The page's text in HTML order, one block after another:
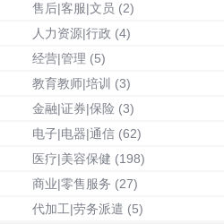
售后|客服|文员 (2)
人力资源|行政 (4)
经营|管理 (5)
教育教师|培训 (3)
金融|证券|保险 (3)
电子|电器|通信 (62)
医疗|美容保健 (198)
商业|零售服务 (27)
代加工|劳务派遣 (5)